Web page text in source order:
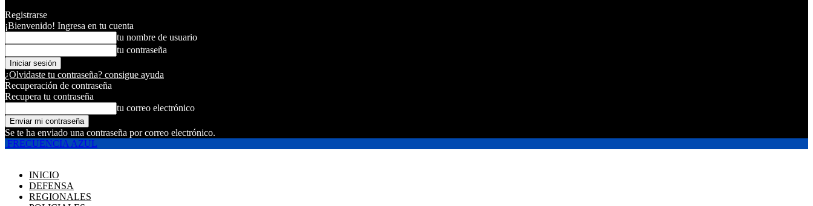
Registrarse
¡Bienvenido! Ingresa en tu cuenta
tu nombre de usuario
tu contraseña
¿Olvidaste tu contraseña? consigue ayuda
Recuperación de contraseña
Recupera tu contraseña
tu correo electrónico
Se te ha enviado una contraseña por correo electrónico.
FRECUENCIA AZUL
INICIO
DEFENSA
REGIONALES